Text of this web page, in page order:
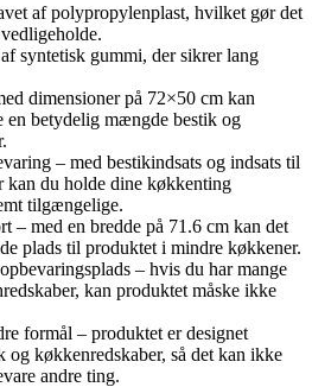
af polypropylenplast, hvilket gør det
syntetisk gummi, der sikrer lang
dimensioner på 72×50 cm kan
en betydelig mængde bestik og
– med bestikindsats og indsats til
kan du holde dine køkkenting
tilgængelige.
– med en bredde på 71.6 cm kan det
plads til produktet i mindre køkkener.
– hvis du har mange
kan produktet måske ikke
formål – produktet er designet
og køkkenredskaber, så det kan ikke
andre ting.